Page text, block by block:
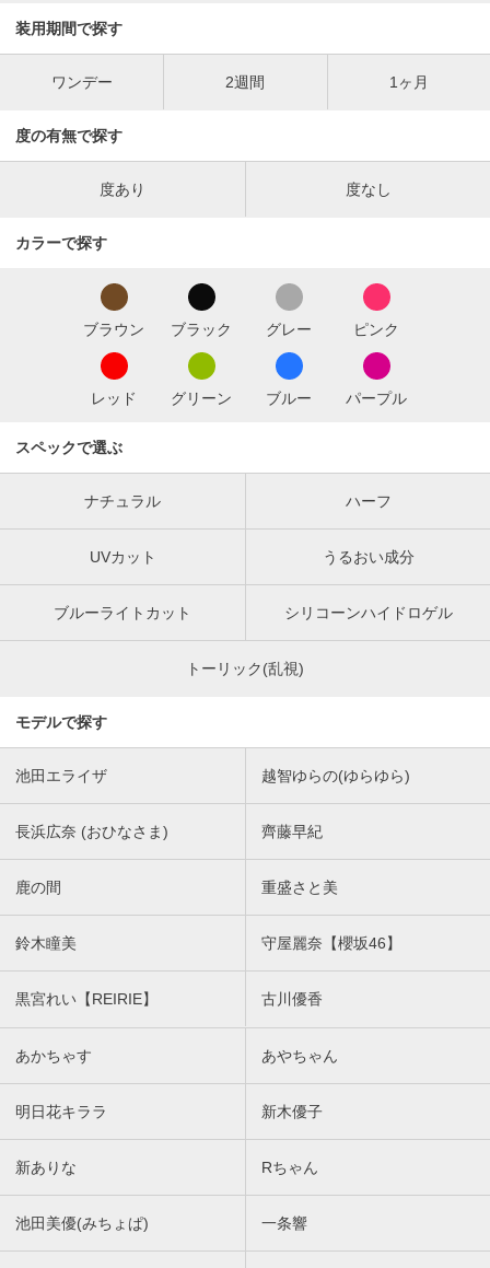
装用期間で探す
ワンデー 2週間 1ヶ月
度の有無で探す
度あり 度なし
カラーで探す
ブラウン ブラック グレー ピンク
レッド グリーン ブルー パープル
スペックで選ぶ
ナチュラル ハーフ
UVカット うるおい成分
ブルーライトカット シリコーンハイドロゲル
トーリック(乱視)
モデルで探す
池田エライザ 越智ゆらの(ゆらゆら)
長浜広奈 (おひなさま) 齊藤早紀
鹿の間 重盛さと美
鈴木瞳美 守屋麗奈【櫻坂46】
黒宮れい【REIRIE】 古川優香
あかちゃす あやちゃん
明日花キララ 新木優子
新ありな Rちゃん
池田美優(みちょぱ) 一条響